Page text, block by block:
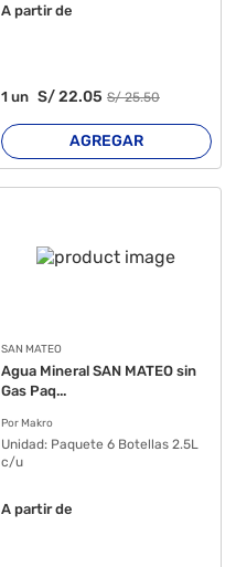
A partir de
1 un S/22.05 S/25.50
AGREGAR
SAN MATEO
Agua Mineral SAN MATEO sin
Gas Paq...
Por Makro
Unidad: Paquete 6 Botellas 2.5L
c/u
A partir de